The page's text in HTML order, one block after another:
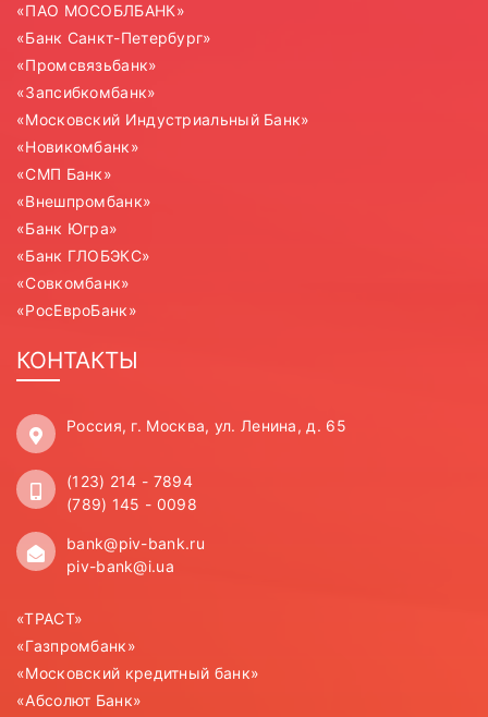
«ПАО МОСОБЛБАНК»
«Банк Санкт-Петербург»
«Промсвязьбанк»
«Запсибкомбанк»
«Московский Индустриальный Банк»
«Новикомбанк»
«СМП Банк»
«Внешпромбанк»
«Банк Югра»
«Банк ГЛОБЭКС»
«Совкомбанк»
«РосЕвроБанк»
КОНТАКТЫ
Россия, г. Москва, ул. Ленина, д. 65
(123) 214 - 7894
(789) 145 - 0098
bank@piv-bank.ru
piv-bank@i.ua
«ТРАСТ»
«Газпромбанк»
«Московский кредитный банк»
«Абсолют Банк»